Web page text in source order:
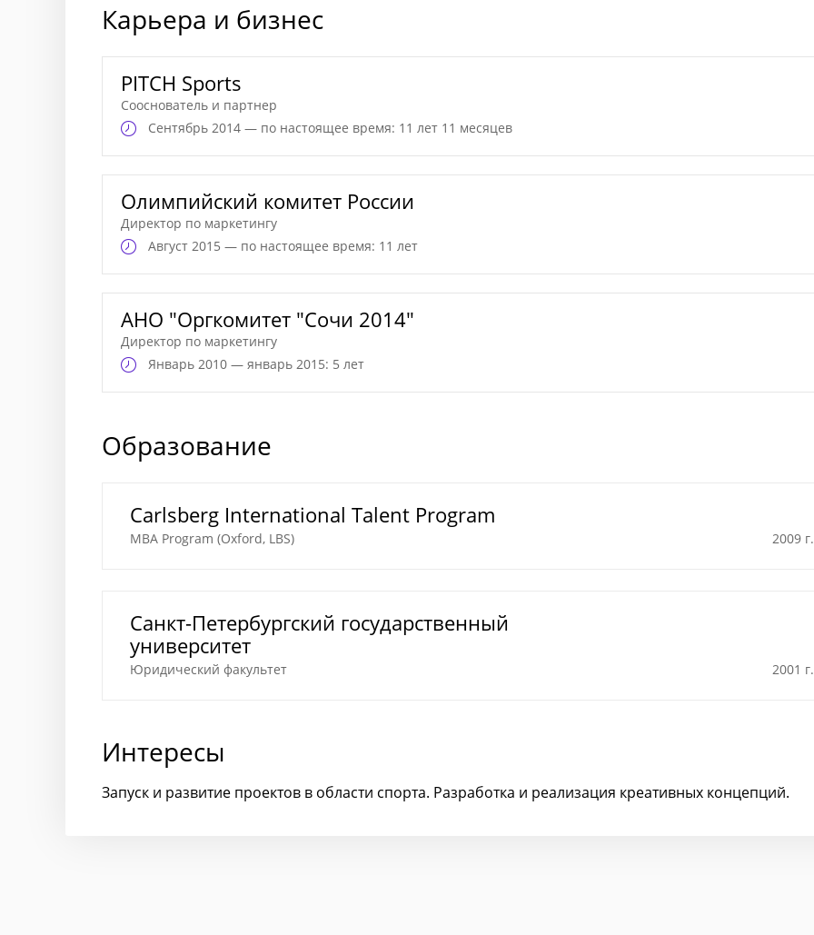
Карьера и бизнес
PITCH Sports
Сооснователь и партнер
Сентябрь 2014 — по настоящее время: 11 лет 11 месяцев
Олимпийский комитет России
Директор по маркетингу
Август 2015 — по настоящее время: 11 лет
АНО "Оргкомитет "Сочи 2014"
Директор по маркетингу
Январь 2010 — январь 2015: 5 лет
Образование
Carlsberg International Talent Program
MBA Program (Oxford, LBS) 2009 г.
Санкт-Петербургский государственный
университет
Юридический факультет 2001 г.
Интересы
Запуск и развитие проектов в области спорта. Разработка и реализация креативных концепций.